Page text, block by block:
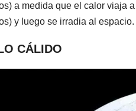
a medida que el calor viaja
y luego se irradia al espacio.
CÁLIDO